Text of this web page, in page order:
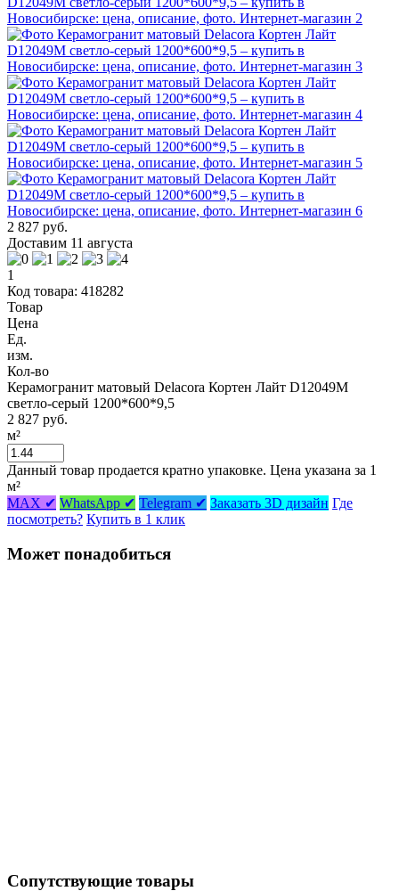
2 827 руб.
Доставим 11 августа
1
Код товара: 418282
Товар
Цена
Ед.
изм.
Кол-во
Керамогранит матовый Delacora Кортен Лайт D12049M
светло-серый 1200*600*9,5
2 827 руб.
м²
Данный товар продается кратно упаковке. Цена указана за 1
м²
MAX ✔ WhatsApp ✔ Telegram ✔ Заказать 3D дизайн Где
посмотреть? Купить в 1 клик
Может понадобиться
Сопутствующие товары